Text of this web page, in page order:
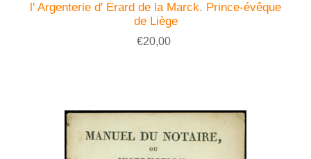
l' Argenterie d' Erard de la Marck. Prince-évêque
de Liège
€20,00